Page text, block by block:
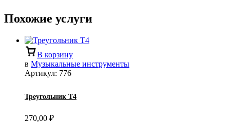
Похожие услуги
В корзину
в Музыкальные инструменты
Артикул: 776
Треугольник Т4
270,00 ₽